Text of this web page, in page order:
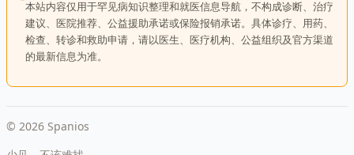
本站内容仅用于罕见病知识整理和就医信息导航，不构成诊断、治疗
建议、医院推荐、公益援助承诺或保险报销承诺。具体诊疗、用药、
检查、转诊和救助申请，请以医生、医疗机构、公益组织及官方渠道
的最新信息为准。
© 2026 Spanios